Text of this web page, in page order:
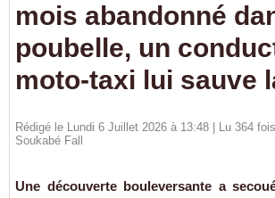
mois abandonné
poubelle, un
moto-taxi lui sauve
Rédigé le Lundi 6 Juillet 2026 à 13:48 | Lu 364
Soukabé Fall
Une découverte bouleversante a